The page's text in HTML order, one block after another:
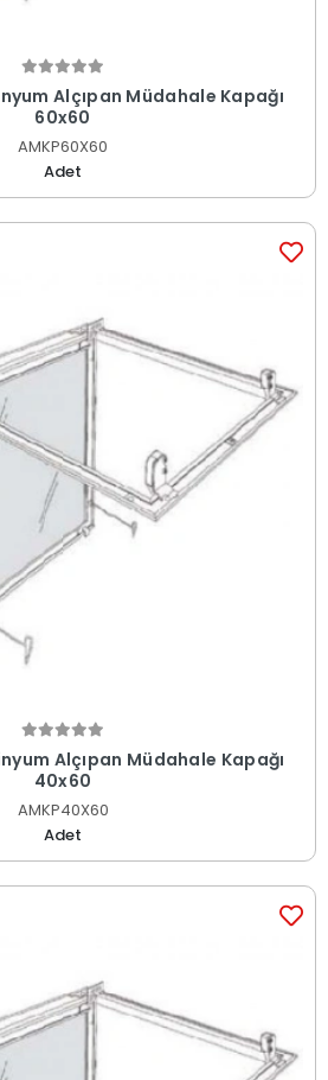
Alçıpan Müdahale Kapağı
60x60
AMKP60X60
Adet
Alçıpan Müdahale Kapağı
40x60
AMKP40X60
Adet